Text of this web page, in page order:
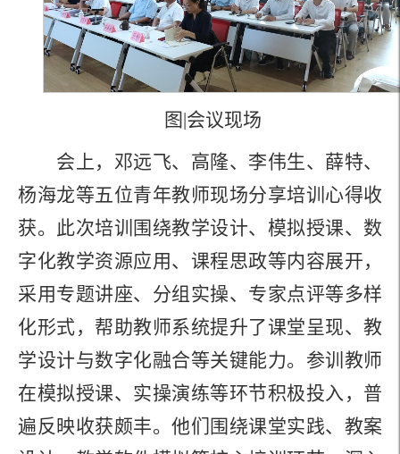
图|会议现场
会上，邓远飞、高隆、李伟生、薛特、
杨海龙等五位青年教师现场分享培训心得收
获。此次培训围绕教学设计、模拟授课、数
字化教学资源应用、课程思政等内容展开，
采用专题讲座、分组实操、专家点评等多样
化形式，帮助教师系统提升了课堂呈现、教
学设计与数字化融合等关键能力。参训教师
在模拟授课、实操演练等环节积极投入，普
遍反映收获颇丰。他们围绕课堂实践、教案